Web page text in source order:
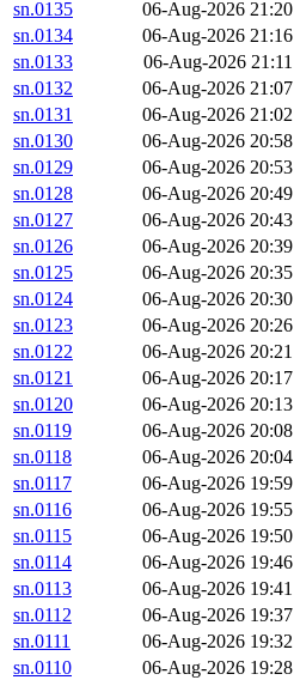
sn.0135 06-Aug-2026 21:20
sn.0134
06-Aug-2026 21:16
sn.0133
06-Aug-2026 21:11
sn.0132
06-Aug-2026 21:07
sn.0131
06-Aug-2026 21:02
sn.0130
06-Aug-2026 20:58
sn.0129
06-Aug-2026 20:53
sn.0128
06-Aug-2026 20:49
sn.0127
06-Aug-2026 20:43
sn.0126
06-Aug-2026 20:39
sn.0125
06-Aug-2026 20:35
sn.0124
06-Aug-2026 20:30
sn.0123
06-Aug-2026 20:26
sn.0122
06-Aug-2026 20:21
sn.0121
06-Aug-2026 20:17
sn.0120
06-Aug-2026 20:13
sn.0119
06-Aug-2026 20:08
sn.0118
06-Aug-2026 20:04
sn.0117
06-Aug-2026 19:59
sn.0116
06-Aug-2026 19:55
sn.0115
06-Aug-2026 19:50
sn.0114
06-Aug-2026 19:46
sn.0113
06-Aug-2026 19:41
sn.0112
06-Aug-2026 19:37
sn.0111
06-Aug-2026 19:32
sn.0110
06-Aug-2026 19:28